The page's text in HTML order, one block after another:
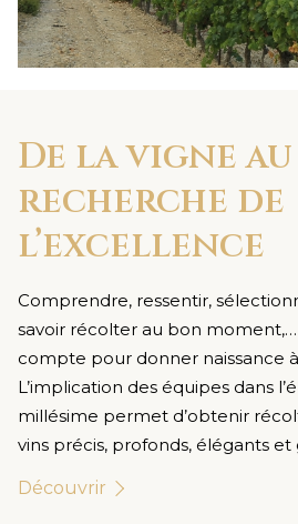
De la vigne
recherche de
l’excellence
Comprendre, ressentir,
savoir récolter au bon
compte pour donner naissance
L’implication des équipes dans
millésime permet d’obtenir
vins précis, profonds, élégants et
Découvrir